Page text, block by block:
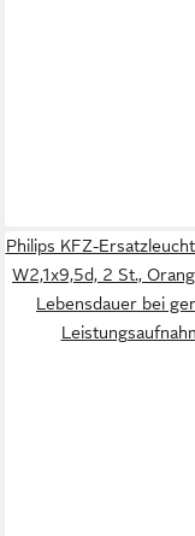
Philips KFZ-
W2,1x9,5d, 2 St.,
Lebensdauer bei